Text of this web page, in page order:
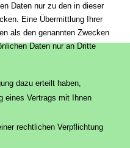
Daten nur zu den in dieser
Eine Übermittlung Ihrer
als den genannten Zwecken
Daten nur an Dritte
dazu erteilt haben,
eines Vertrags mit Ihnen
rechtlichen Verpflichtung